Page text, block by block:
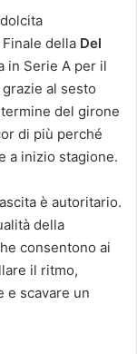
della Del
in Serie A per il
al sesto
del girone
di più perché
a inizio stagione.
è autoritario.
della
consentono ai
il ritmo,
e scavare un